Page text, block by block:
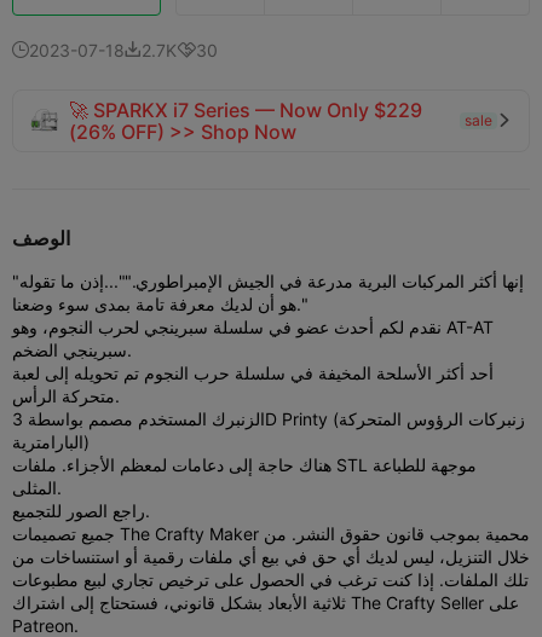
2023-07-182.7K30
🚀 SPARKX i7 Series — Now Only $229
(26% OFF) >> Shop Now
sale 
الوصف
"إنها أكثر المركبات البرية مدرعة في الجيش الإمبراطوري.""...إذن ما تقوله
هو أن لديك معرفة تامة بمدى سوء وضعنا."
نقدم لكم أحدث عضو في سلسلة سبرينجي لحرب النجوم، وهو AT-AT
سبرينجي الضخم.
أحد أكثر الأسلحة المخيفة في سلسلة حرب النجوم تم تحويله إلى لعبة
متحركة الرأس.
الزنبرك المستخدم مصمم بواسطة 3D Printy (زنبركات الرؤوس المتحركة
البارامترية)
هناك حاجة إلى دعامات لمعظم الأجزاء. ملفات STL موجهة للطباعة
المثلى.
راجع الصور للتجميع.
جميع تصميمات The Crafty Maker محمية بموجب قانون حقوق النشر. من
خلال التنزيل، ليس لديك أي حق في بيع أي ملفات رقمية أو استنساخات من
تلك الملفات. إذا كنت ترغب في الحصول على ترخيص تجاري لبيع مطبوعات
ثلاثية الأبعاد بشكل قانوني، فستحتاج إلى اشتراك The Crafty Seller على
Patreon.